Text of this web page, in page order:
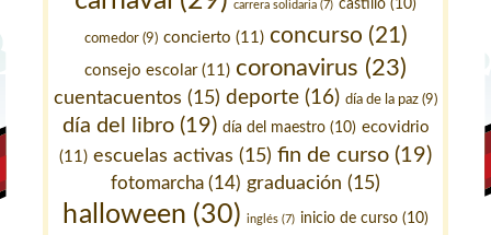
carrera solidaria (7) castillo (10)
comedor(9) concierto (11) concurso (21)
consejo escolar(11) coronavirus (23)
cuentacuentos (15) deporte (16) día de la paz (9)
día del libro(19) día del maestro(10) ecovidrio
(11) escuelas activas (15) fin de curso (19)
fotomarcha (14) graduación (15)
halloween (30) inglés(7) inicio de curso(10)